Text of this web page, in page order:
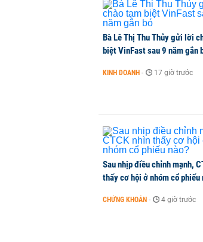
DOANH NGHIỆP - 1 phút
TOP 10 ngân
Vietcombank
Vì sao bỗng dưng
Bà Lê Thị Thu Thủy gửi lời
biệt VinFast sau 9 năm gắn
KINH DOANH - 17 giờ trước
Sau nhịp điều chỉnh mạnh,
thấy cơ hội ở nhóm cổ phiếu
CHỨNG KHOÁN - 4 giờ trước